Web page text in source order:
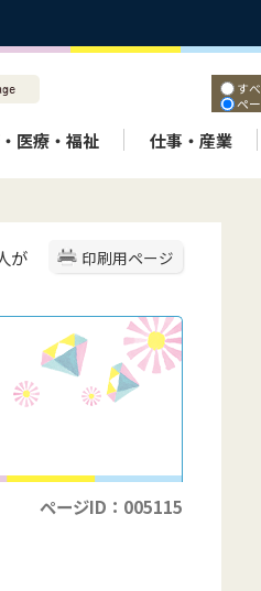
す
ペ
医療・福祉 仕事・産業
印刷用ページ
が
ページID：005115